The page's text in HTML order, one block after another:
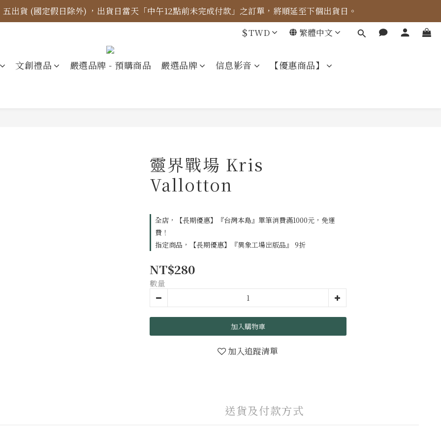
示更新】異象出版品-價格標示更新為原價，折扣一律購物車計算。
出貨 (國定假日除外) ，出貨日當天「中午12點前未完成付款」之訂單，將順延至下個出貨日。
示更新】異象出版品-價格標示更新為原價，折扣一律購物車計算。
$TWD 繁體中文
文創禮品 嚴選品牌 - 預購商品 嚴選品牌 信息影音 【優惠商品】
靈界戰場 Kris
Vallotton
全店，【長期優惠】『台灣本島』單筆消費滿1000元，免運
費！
指定商品，【長期優惠】『異象工場出版品』 9折
NT$280
數量
加入購物車
加入追蹤清單
送貨及付款方式